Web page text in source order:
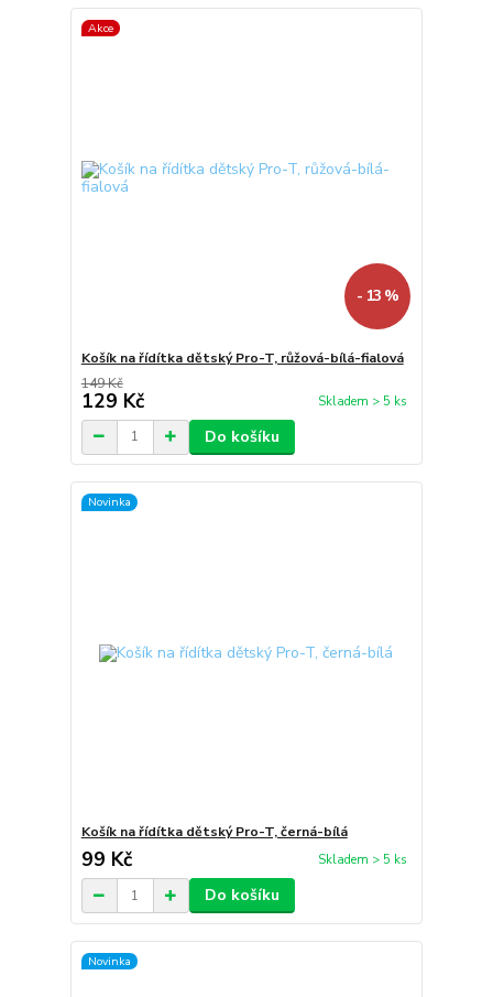
Akce
- 13 %
Košík na řídítka dětský Pro-T, růžová-bílá-fialová
149 Kč
129 Kč Skladem > 5 ks
Do košíku
Novinka
Košík na řídítka dětský Pro-T, černá-bílá
99 Kč Skladem > 5 ks
Do košíku
Novinka